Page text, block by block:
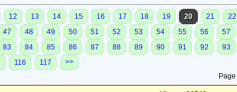
12 13 14 15 16 17 18 19 20 21 22
47 48 49 50 51 52 53 54 55 56 57
83 84 85 86 87 88 89 90 91 92 93
116 117
>>
Page